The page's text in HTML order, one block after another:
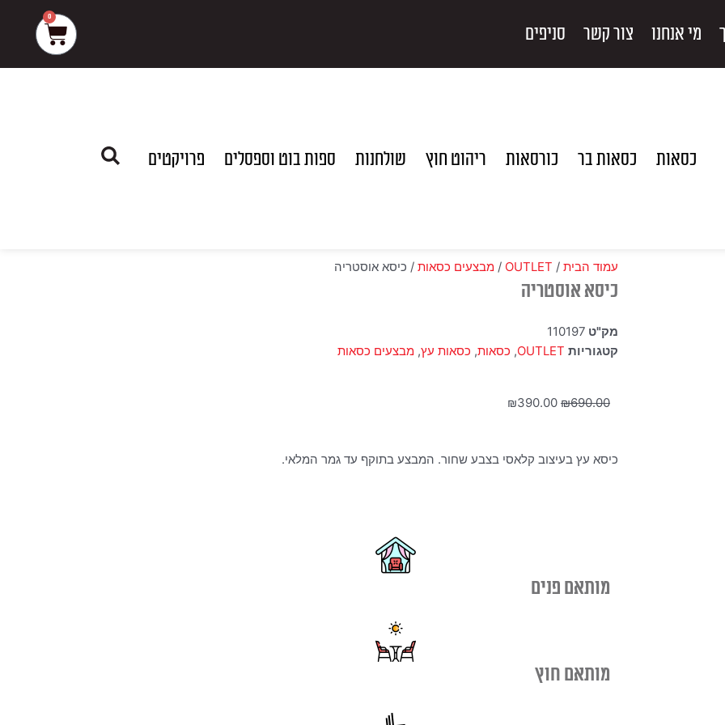
מי אנחנו צור קשר סניפים
0
עגלת
קניות
כסאות כסאות בר כורסאות ריהוט חוץ שולחנות ספות בוט וספסלים פרויקטים
עמוד הבית /
OUTLET
/ מבצעים כסאות / כיסא אוסטריה
כיסא אוסטריה
מק"ט 110197
קטגוריות OUTLET
, כסאות, כסאות עץ, מבצעים כסאות
₪690.00
המחיר
₪690.00.
₪390.00
₪390.00.
כיסא עץ בעיצוב קלאסי בצבע שחור. המבצע בתוקף עד גמר המלאי.
מותאם פנים
מותאם חוץ